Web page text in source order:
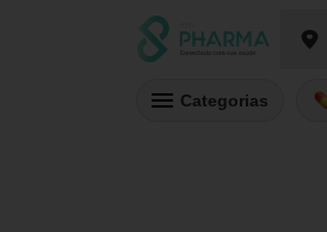
Categorias